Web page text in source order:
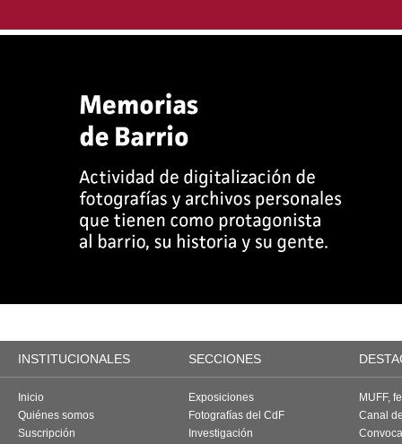
INSTITUCIONALES SECCIONES
Inicio
Quiénes somos
Suscripción
Exposiciones
Fotografías del CdF
Investigación
MUFF,
Canal